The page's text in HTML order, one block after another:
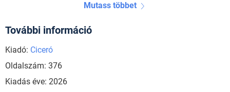
Mutass többet
További információ
Kiadó: Ciceró
Oldalszám: 376
Kiadás éve: 2026